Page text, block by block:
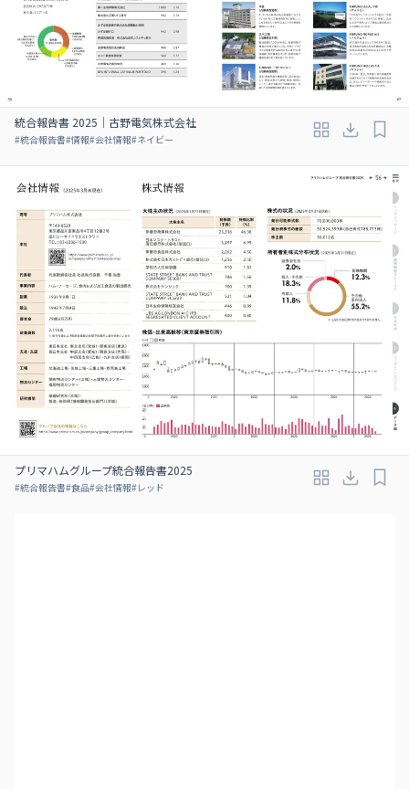
統合報告書 2025｜古野電気株式会社
#統合報告書#情報#会社情報#ネイビー
プリマハムグループ統合報告書2025
#統合報告書#食品#会社情報#レッド